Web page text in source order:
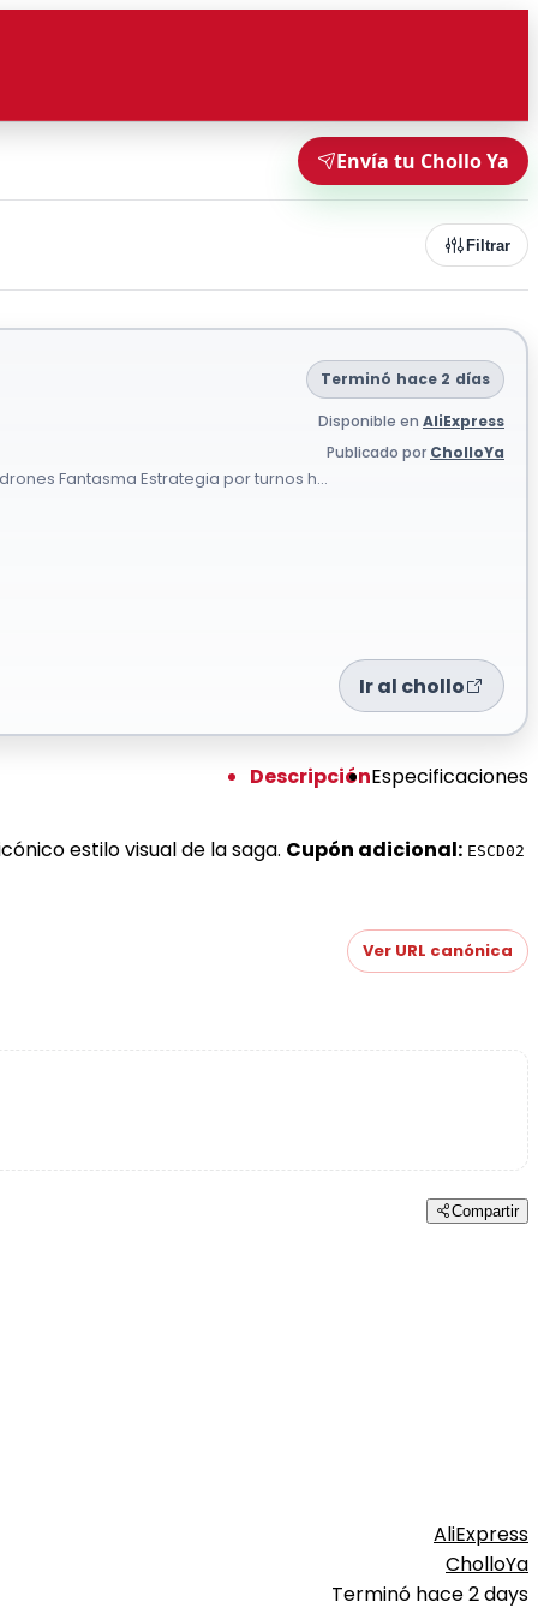
Envía tu Chollo Ya
Filtrar
Terminó hace 2 días
Disponible en AliExpress
Publicado por CholloYa
Fantasma Estrategia por turnos h...
Ir al chollo
DescripciónEspecificaciones
estilo visual de la saga. Cupón adicional: ESCD02
Ver URL canónica
Compartir
AliExpress
CholloYa
Terminó hace 2 days